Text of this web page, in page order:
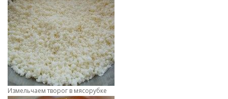
Измельчаем творог в мясорубке